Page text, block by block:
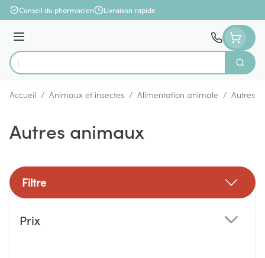
Aller au contenu
Conseil du pharmacien Livraison rapide
Menu
Rechercher
Accueil / Animaux et insectes / Alimentation animale / Autres
Autres animaux
Filtre
Prix